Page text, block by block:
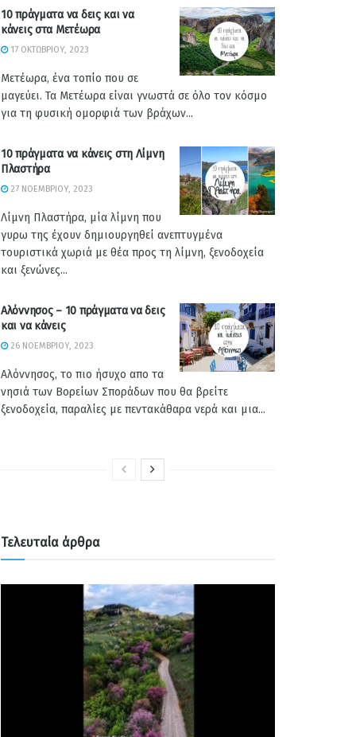
10 πράγματα να δεις και να
κάνεις στα Μετέωρα
17 ΟΚΤΩΒΡΊΟΥ, 2023
Μετέωρα, ένα τοπίο που σε
μαγεύει. Τα Μετέωρα είναι γνωστά σε όλο τον κόσμο
για τη φυσική ομορφιά των βράχων...
10 πράγματα να κάνεις στη Λίμνη
Πλαστήρα
27 ΝΟΕΜΒΡΊΟΥ, 2023
Λίμνη Πλαστήρα, μία λίμνη που
γυρω της έχουν δημιουργηθεί ανεπτυγμένα
τουριστικά χωριά με θέα προς τη λίμνη, ξενοδοχεία
και ξενώνες...
Αλόννησος – 10 πράγματα να δεις
και να κάνεις
26 ΝΟΕΜΒΡΊΟΥ, 2023
Αλόννησος, το πιο ήσυχο απο τα
νησιά των Βορείων Σποράδων που θα βρείτε
ξενοδοχεία, παραλίες με πεντακάθαρα νερά και μια...
Τελευταία άρθρα